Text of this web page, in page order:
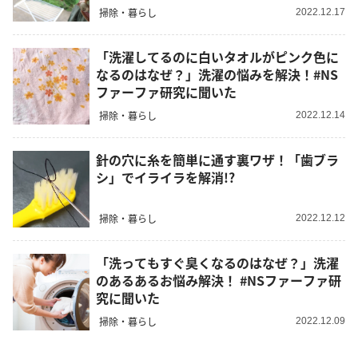
掃除・暮らし 2022.12.17
「洗濯してるのに白いタオルがピンク色に
なるのはなぜ？」洗濯の悩みを解決！#NS
ファーファ研究に聞いた
掃除・暮らし 2022.12.14
針の穴に糸を簡単に通す裏ワザ！「歯ブラ
シ」でイライラを解消!?
掃除・暮らし 2022.12.12
「洗ってもすぐ臭くなるのはなぜ？」洗濯
のあるあるお悩み解決！ #NSファーファ研
究に聞いた
掃除・暮らし 2022.12.09